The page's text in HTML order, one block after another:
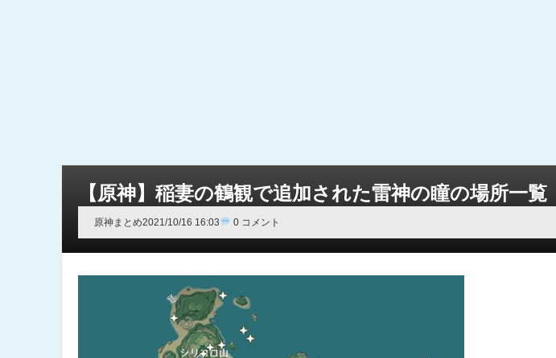
【原神】稲妻の鶴観で追加された雷神の瞳の場所一覧
原神まとめ2021/10/16 16:03 0 コメント